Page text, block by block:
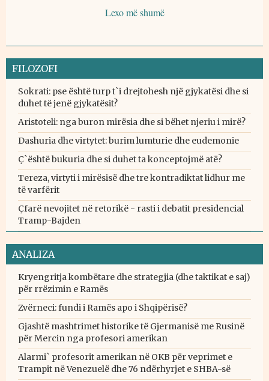
Lexo më shumë
FILOZOFI
Sokrati: pse është turp t`i drejtohesh një gjykatësi dhe si
duhet të jenë gjykatësit?
Aristoteli: nga buron mirësia dhe si bëhet njeriu i mirë?
Dashuria dhe virtytet: burim lumturie dhe eudemonie
Ç`është bukuria dhe si duhet ta konceptojmë atë?
Tereza, virtyti i mirësisë dhe tre kontradiktat lidhur me
të varfërit
Çfarë nevojitet në retorikë - rasti i debatit presidencial
Tramp-Bajden
ANALIZA
Kryengritja kombëtare dhe strategjia (dhe taktikat e saj)
për rrëzimin e Ramës
Zvërneci: fundi i Ramës apo i Shqipërisë?
Gjashtë mashtrimet historike të Gjermanisë me Rusinë
për Mercin nga profesori amerikan
Alarmi` profesorit amerikan në OKB për veprimet e
Trampit në Venezuelë dhe 76 ndërhyrjet e SHBA-së